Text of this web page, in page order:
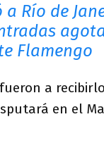
Río de
Flamengo
a
en el